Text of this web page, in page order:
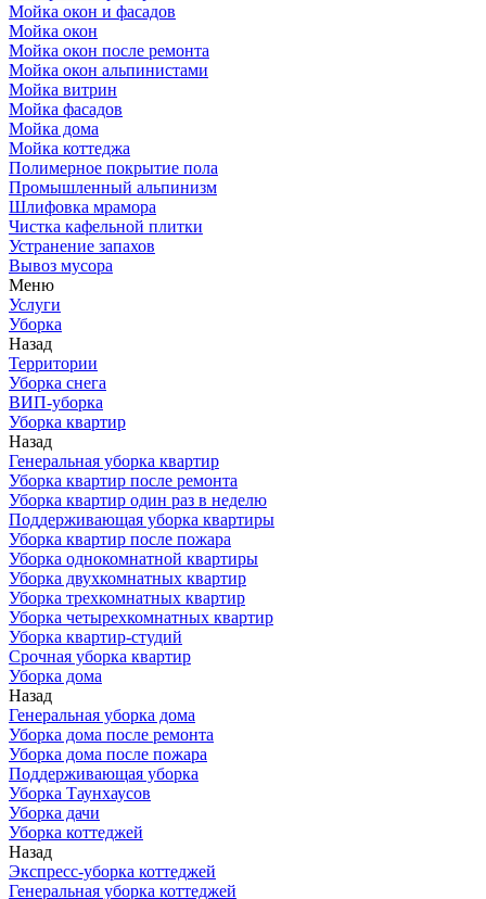
Мойка окон и фасадов
Мойка окон
Мойка окон после ремонта
Мойка окон альпинистами
Мойка витрин
Мойка фасадов
Мойка дома
Мойка коттеджа
Полимерное покрытие пола
Промышленный альпинизм
Шлифовка мрамора
Чистка кафельной плитки
Устранение запахов
Вывоз мусора
Меню
Услуги
Уборка
Назад
Территории
Уборка снега
ВИП-уборка
Уборка квартир
Назад
Генеральная уборка квартир
Уборка квартир после ремонта
Уборка квартир один раз в неделю
Поддерживающая уборка квартиры
Уборка квартир после пожара
Уборка однокомнатной квартиры
Уборка двухкомнатных квартир
Уборка трехкомнатных квартир
Уборка четырехкомнатных квартир
Уборка квартир-студий
Срочная уборка квартир
Уборка дома
Назад
Генеральная уборка дома
Уборка дома после ремонта
Уборка дома после пожара
Поддерживающая уборка
Уборка Таунхаусов
Уборка дачи
Уборка коттеджей
Назад
Экспресс-уборка коттеджей
Генеральная уборка коттеджей